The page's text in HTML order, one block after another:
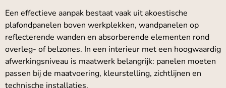
Een effectieve aanpak bestaat vaak uit akoestische
plafondpanelen boven werkplekken, wandpanelen op
reflecterende wanden en absorberende elementen rond
overleg- of belzones. In een interieur met een hoogwaardig
afwerkingsniveau is maatwerk belangrijk: panelen moeten
passen bij de maatvoering, kleurstelling, zichtlijnen en
technische installaties.